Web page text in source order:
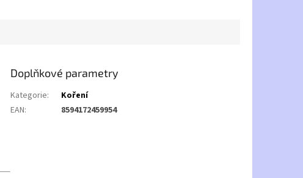
Doplňkové parametry
Kategorie:
Koření
EAN: 8594172459954